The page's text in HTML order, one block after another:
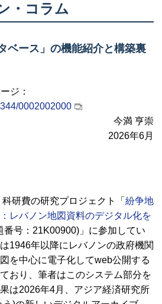
・コラム
ベース」の機能紹介と構築裏
ジ：
0002002000
今満 亨崇
2026年6月
研費の研究プロジェクト「 紛争地
レバノン地図資料のデジタル化を
番号：21K00900)」に参加してい
1946年以降にレバノンの政府機関
を中心に電子化してweb公開する
おり、筆者はこのシステム部分を
は2026年4月、アジア経済研究所